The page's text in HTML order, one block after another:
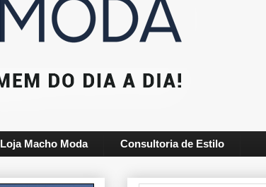
Loja Macho Moda Consultoria de Estilo